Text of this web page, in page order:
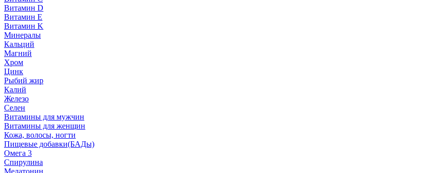
Витамин D
Витамин E
Витамин K
Минералы
Кальций
Магний
Хром
Цинк
Рыбий жир
Калий
Железо
Селен
Витамины для мужчин
Витамины для женщин
Кожа, волосы, ногти
Пищевые добавки(БАДы)
Омега 3
Спирулина
Мелатонин